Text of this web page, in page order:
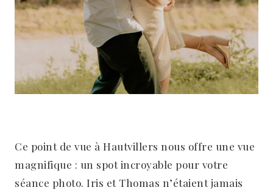
Ce point de vue à Hautvillers nous offre une vue
magnifique : un spot incroyable pour votre
séance photo. Iris et Thomas n’étaient jamais